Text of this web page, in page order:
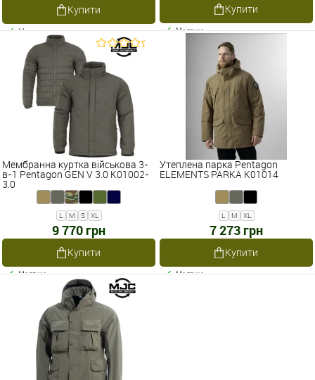
Купити
Наявне
Купити
Наявне
Мембранна куртка військова 3-
в-1 Pentagon GEN V 3.0 K01002-
3.0
L M S XL
9 770 грн
Купити
Наявне
Утеплена парка Pentagon
ELEMENTS PARKA K01014
L M XL
7 273 грн
Купити
Наявне